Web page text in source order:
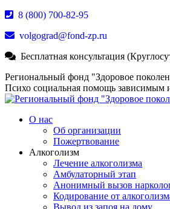
Перейти
содержанию
8 (800) 700-82-95
volgograd@fond-zp.ru
Бесплатная консультация
Страница
Whatsapp
открывается
новом
Страница
Телеграм
открывается
новом
Страница
YouTube
открывается
новом
Региональный фонд "Здоровое
Психо социальная помощь зависимым
О нас
Об организации
Пожертвование
Алкоголизм
Лечение алкоголизма
Амбулаторный этап
Анонимный вызов
Кодирование от
Вывод из запоя на дому